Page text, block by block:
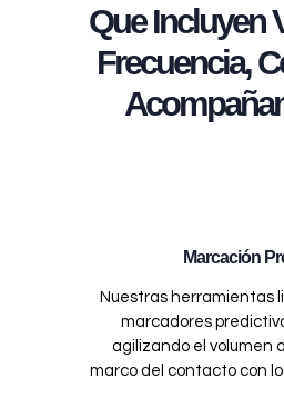
Que Incluyen
Frecuencia,
Marcación
Nuestras herramientas
marcadores
agilizando el volumen
marco del contacto con